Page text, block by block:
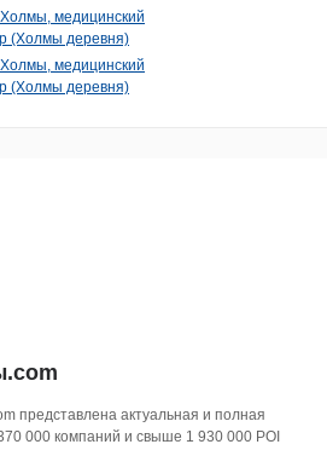
медицинский
(Холмы деревня)
медицинский
(Холмы деревня)
представлена актуальная и полная
000 компаний и свыше 1 930 000 POI